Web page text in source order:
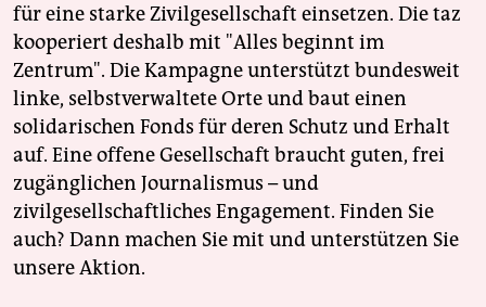
für eine starke Zivilgesellschaft einsetzen. Die taz
kooperiert deshalb mit "Alles beginnt im
Zentrum". Die Kampagne unterstützt bundesweit
linke, selbstverwaltete Orte und baut einen
solidarischen Fonds für deren Schutz und Erhalt
auf. Eine offene Gesellschaft braucht guten, frei
zugänglichen Journalismus – und
zivilgesellschaftliches Engagement. Finden Sie
auch? Dann machen Sie mit und unterstützen Sie
unsere Aktion.